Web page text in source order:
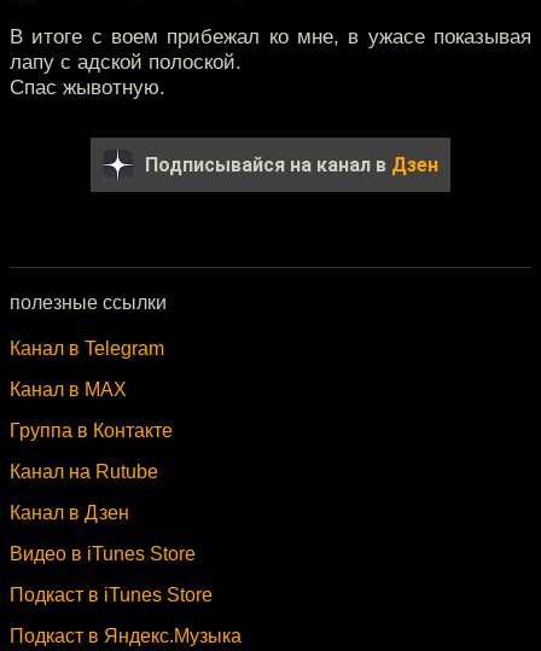
В итоге с воем прибежал ко мне, в ужасе показывая
лапу с адской полоской.
Спас жывотную.
Подписывайся на канал в Дзен
полезные ссылки
Канал в Telegram
Канал в MAX
Группа в Контакте
Канал на Rutube
Канал в Дзен
Видео в iTunes Store
Подкаст в iTunes Store
Подкаст в Яндекс.Музыка